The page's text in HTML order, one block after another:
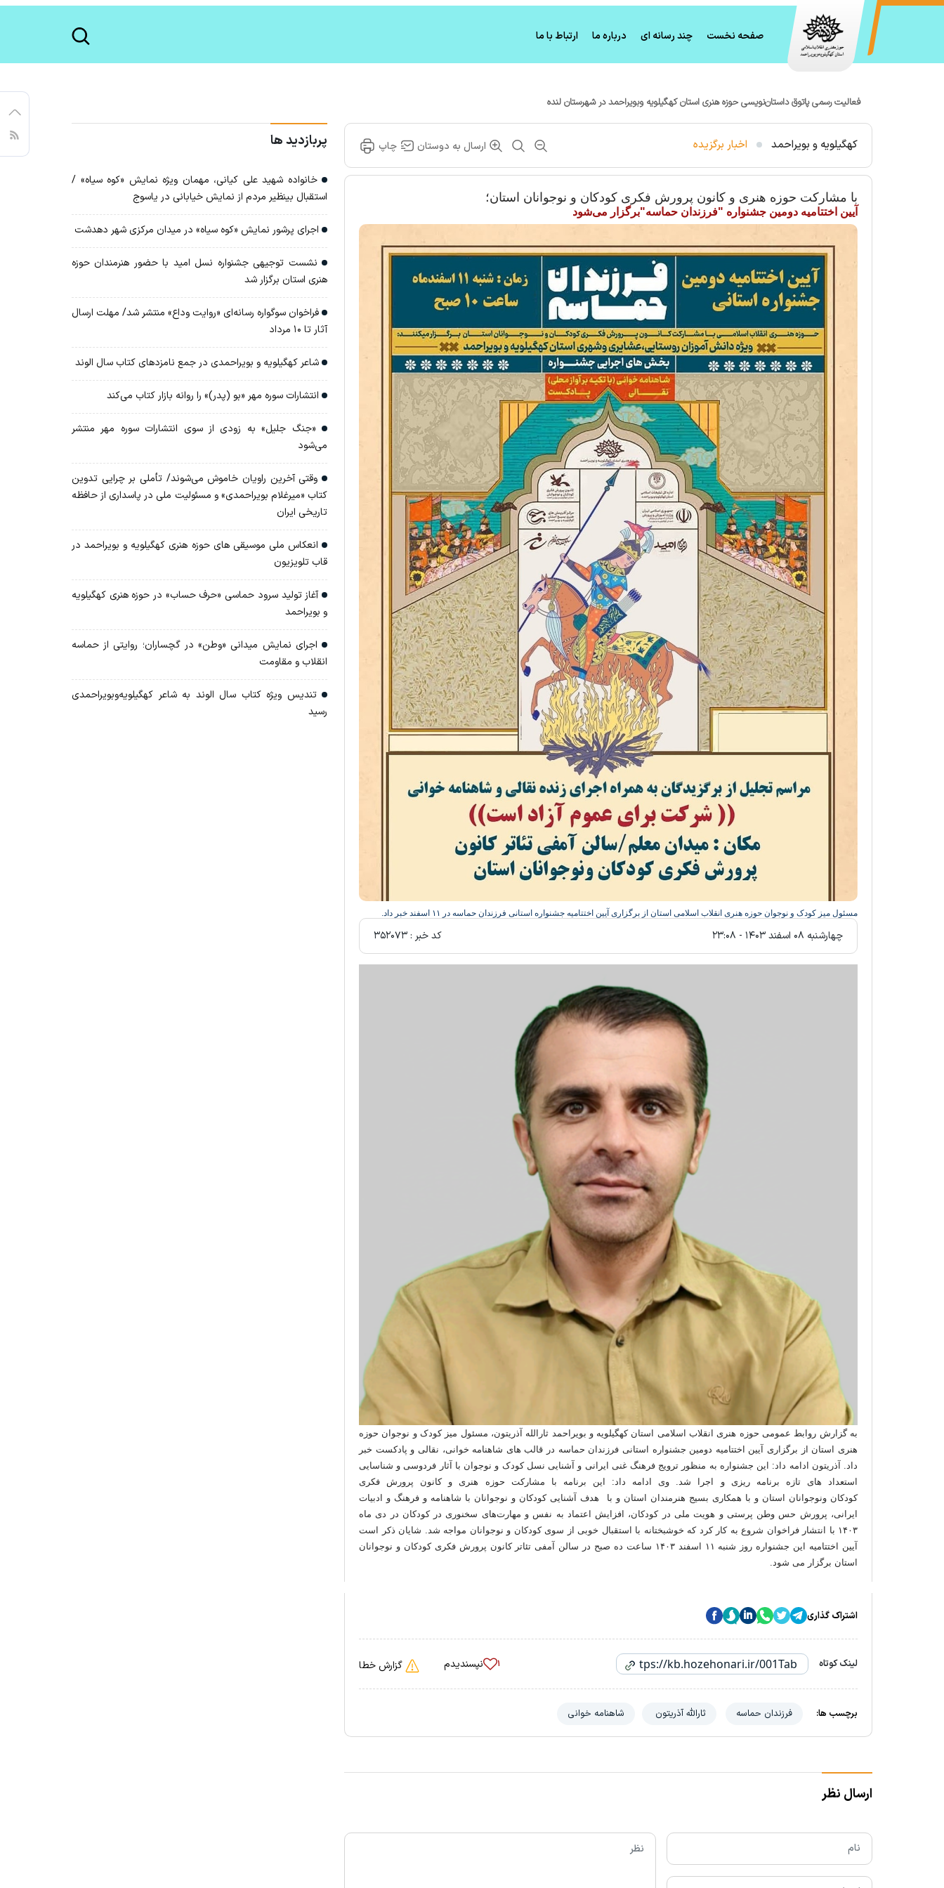
صفحه نخست چند رسانه ای درباره ما ارتباط با ما
فعالیت رسمی پاتوق داستان‌نویسی حوزه هنری استان کهگیلویه وبویراحمد در شهرستان لنده
کهگیلویه و بویراحمد اخبار برگزیده ارسال به دوستان چاپ
با مشارکت حوزه هنری و کانون پرورش فکری کودکان و نوجوانان استان؛
آیین اختتامیه دومین جشنواره "فرزندان حماسه"برگزار می‌شود
مسئول میز کودک و نوجوان حوزه هنری انقلاب اسلامی استان از برگزاری آیین اختتامیه جشنواره استانی فرزندان حماسه در ۱۱ اسفند خبر داد.
چهارشنبه ۰۸ اسفند ۱۴۰۳ - ۲۳:۰۸ کد خبر :
به گزارش روابط عمومی حوزه هنری انقلاب اسلامی استان کهگیلویه و بویراحمد ثارالله آذریتون، مسئول میز کودک و نوجوان حوزه
هنری استان از برگزاری آیین اختتامیه دومین جشنواره استانی فرزندان حماسه در قالب های شاهنامه خوانی، نقالی و پادکست خبر
داد. آذریتون ادامه داد: این جشنواره به منظور ترویج فرهنگ غنی ایرانی و آشنایی نسل کودک و نوجوان با آثار فردوسی و شناسایی
استعداد های تازه برنامه ریزی و اجرا شد. وی ادامه داد: این برنامه با مشارکت حوزه هنری و کانون پرورش فکری
کودکان ونوجوانان استان و با همکاری بسیج هنرمندان استان و با هدف آشنایی کودکان و نوجوانان با شاهنامه و فرهنگ و ادبیات
ایرانی، پرورش حس وطن پرستی و هویت ملی در کودکان، افزایش اعتماد به نفس و مهارت‌های سخنوری در کودکان در دی ماه
۱۴۰۳ با انتشار فراخوان شروع به کار کرد که خوشبختانه با استقبال خوبی از سوی کودکان و نوجوانان مواجه شد. شایان ذکر است
آیین اختتامیه این جشنواره روز شنبه ۱۱ اسفند ۱۴۰۳ ساعت ده صبح در سالن آمفی تئاتر کانون پرورش فکری کودکان و نوجوانان
استان برگزار می شود.
اشتراک گذاری
لینک کوتاه ۱ نپسندیدم گزارش خطا
برچسب ها: فرزندان حماسه ثارالله آذریتون شاهنامه خوانی
ارسال نظر
پربازدید ها
خانواده شهید علی کیانی، مهمان ویژه نمایش «کوه سیاه» /
استقبال بینظیر مردم از نمایش خیابانی در یاسوج
اجرای پرشور نمایش «کوه سیاه» در میدان مرکزی شهر دهدشت
نشست توجیهی جشنواره نسل امید با حضور هنرمندان حوزه
هنری استان برگزار شد
فراخوان سوگواره رسانه‌ای «روایت وداع» منتشر شد/ مهلت ارسال
آثار تا ۱۰ مرداد
شاعر کهگیلویه و بویراحمدی در جمع نامزدهای کتاب سال الوند
انتشارات سوره مهر «بو (پدر)» را روانه بازار کتاب می‌کند
«جنگ جلیل» به زودی از سوی انتشارات سوره مهر منتشر
می‌شود
وقتی آخرین راویان خاموش می‌شوند/ تأملی بر چرایی تدوین
کتاب «میرغلام بویراحمدی» و مسئولیت ملی در پاسداری از حافظه
تاریخی ایران
انعکاس ملی موسیقی های حوزه هنری کهگیلویه و بویراحمد در
قاب تلویزیون
آغاز تولید سرود حماسی «حرف حساب» در حوزه هنری کهگیلویه
و بویراحمد
اجرای نمایش میدانی «وطن» در گچساران؛ روایتی از حماسه
انقلاب و مقاومت
تندیس ویژه کتاب سال الوند به شاعر کهگیلویه‌وبویراحمدی
رسید